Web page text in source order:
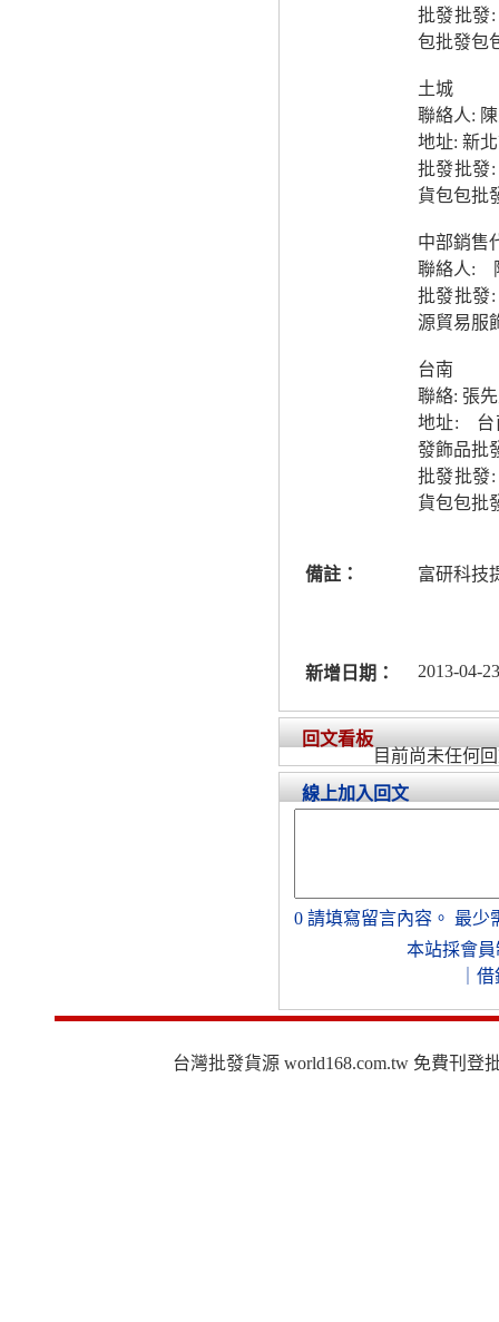
批發批發
包批發包
土城
聯絡人:
地址: 新
批發批發
貨包包批
中部銷售
聯絡人:
批發批發
源貿易服
台南
聯絡: 張
地址: 台
發飾品批
批發批發
貨包包批
備註： 富研科技
新增日期： 2013-04-
回文看板
目前尚未任何
線上加入回文
0 請填寫留言內容。 最少
本站採會員
借
台灣批發貨源 world168.com.tw 免費刊登